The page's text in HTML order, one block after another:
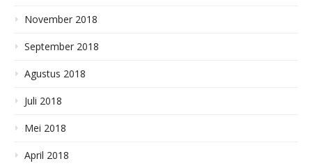
November 2018
September 2018
Agustus 2018
Juli 2018
Mei 2018
April 2018